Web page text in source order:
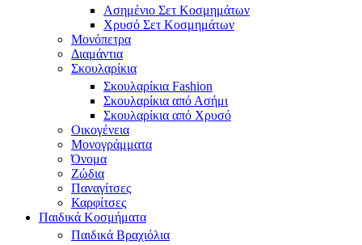
Ασημένιο Σετ Κοσμημάτων
Χρυσό Σετ Κοσμημάτων
Μονόπετρα
Διαμάντια
Σκουλαρίκια
Σκουλαρίκια Fashion
Σκουλαρίκια από Ασήμι
Σκουλαρίκια από Χρυσό
Οικογένεια
Μονογράμματα
Όνομα
Ζώδια
Παναγίτσες
Καρφίτσες
Παιδικά Κοσμήματα
Παιδικά Βραχιόλια